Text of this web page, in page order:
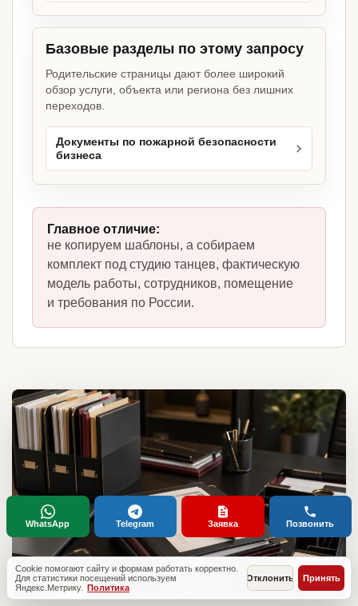
Базовые разделы по этому запросу
Родительские страницы дают более широкий
обзор услуги, объекта или региона без лишних
переходов.
Документы по пожарной безопасности
бизнеса
Главное отличие:
не копируем шаблоны, а собираем
комплект под студию танцев, фактическую
модель работы, сотрудников, помещение
и требования по России.
Cookie помогают сайту и формам работать корректно.
Для статистики посещений используем
Яндекс.Метрику. Политика
Отклонить Принять
WhatsApp Telegram Заявка Позвонить